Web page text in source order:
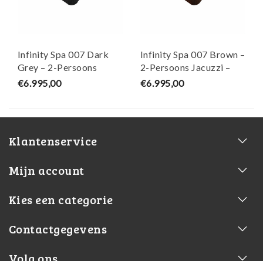
Infinity Spa 007 Dark
Grey – 2-Persoons
Jacuzzi – Wellness Tub
€6.995,00
Infinity Spa 007 Brown –
2-Persoons Jacuzzi –
Wellness Tub
€6.995,00
Klantenservice
Mijn account
Kies een categorie
Contactgegevens